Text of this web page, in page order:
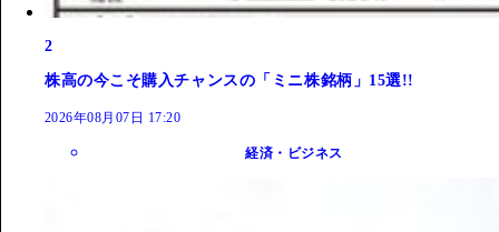
2
株高の今こそ購入チャンスの「ミニ株銘柄」15選!!
2026年08月07日 17:20
経済・ビジネス